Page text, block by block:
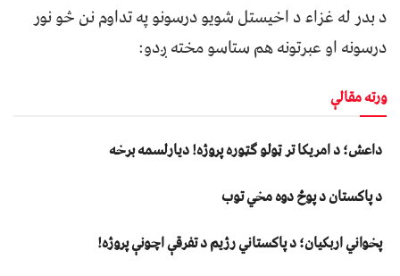
د بدر له غزاء د اخیستل شویو درسونو په تداوم نن څو نور
درسونه او عبرتونه هم ستاسو مخته ږدو:
ورته مقالې
داعش؛ د امریکا تر ټولو ګټوره پروژه! دیارلسمه برخه
د پاکستان د پوځ دوه مخي توب
پخواني اربکیان؛ د پاکستاني رژیم د تفرقې اچونې پروژه!